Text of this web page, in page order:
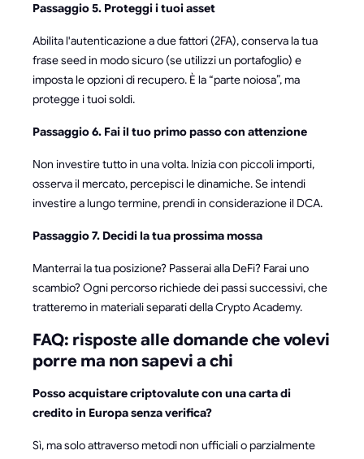
Passaggio 5. Proteggi i tuoi asset
Abilita l'autenticazione a due fattori (2FA), conserva la tua
frase seed in modo sicuro (se utilizzi un portafoglio) e
imposta le opzioni di recupero. È la “parte noiosa”, ma
protegge i tuoi soldi.
Passaggio 6. Fai il tuo primo passo con attenzione
Non investire tutto in una volta. Inizia con piccoli importi,
osserva il mercato, percepisci le dinamiche. Se intendi
investire a lungo termine, prendi in considerazione il DCA.
Passaggio 7. Decidi la tua prossima mossa
Manterrai la tua posizione? Passerai alla DeFi? Farai uno
scambio? Ogni percorso richiede dei passi successivi, che
tratteremo in materiali separati della Crypto Academy.
FAQ: risposte alle domande che volevi
porre ma non sapevi a chi
Posso acquistare criptovalute con una carta di
credito in Europa senza verifica?
Sì, ma solo attraverso metodi non ufficiali o parzialmente